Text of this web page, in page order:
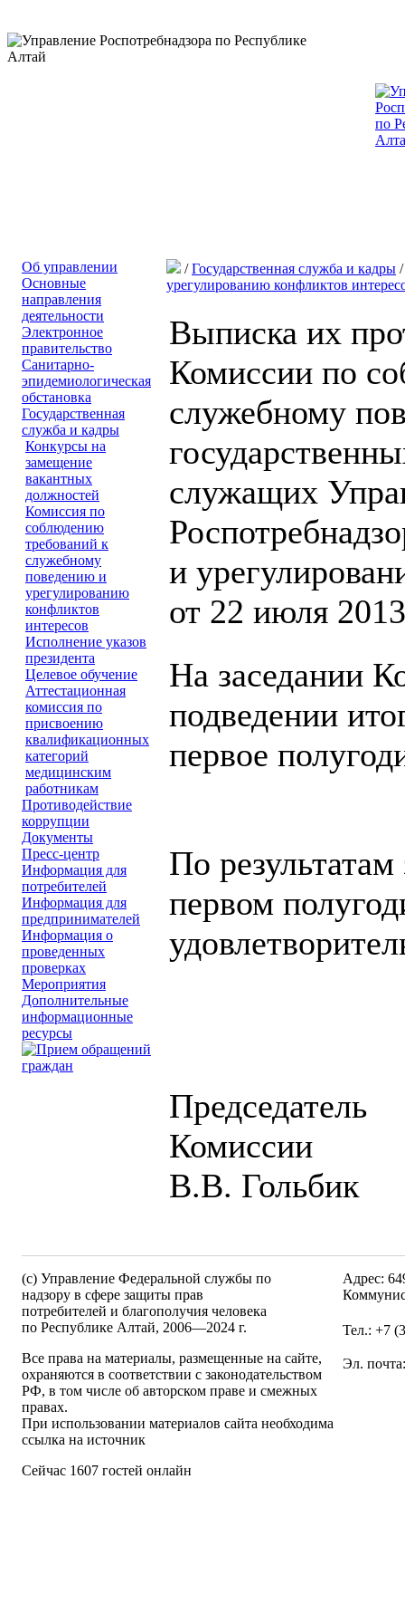
Об управлении
Основные
направления
деятельности
Электронное
правительство
Санитарно-
эпидемиологическая
обстановка
Государственная
служба и кадры
Конкурсы на
замещение
вакантных
должностей
Комиссия по
соблюдению
требований к
служебному
поведению и
урегулированию
конфликтов
интересов
Исполнение указов
президента
Целевое обучение
Аттестационная
комиссия по
присвоению
квалификационных
категорий
медицинским
работникам
Противодействие
коррупции
Документы
Пресс-центр
Информация для
потребителей
Информация для
предпринимателей
Информация о
проведенных
проверках
Мероприятия
Дополнительные
информационные
ресурсы
/Государственная служба и кадры
урегулированию конфликтов
Выписка их
Комиссии по
служебному
служащих
и
от 22 июля
На заседании
подведении
первое
По
первом
Председатель
В.В. Гольбик
(c) Управление Федеральной службы по
надзору в сфере защиты прав
потребителей и благополучия человека
по Республике Алтай, 2006—2024 г.
Все права на материалы, размещенные на сайте,
охраняются в соответствии с законодательством
РФ, в том числе об авторском праве и смежных
правах.
При использовании материалов сайта необходима
ссылка на источник
Сейчас 1607 гостей онлайн
Адрес:
Тел.: +7
Эл.